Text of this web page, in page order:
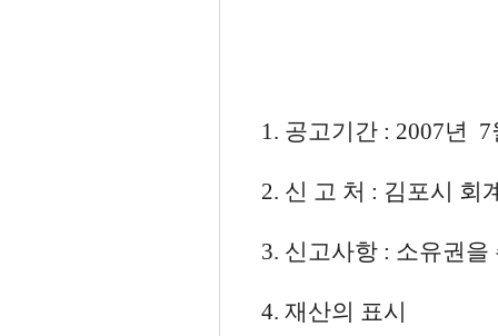
1. 공고기간 : 2007년
2. 신 고 처 : 김포시 회
3. 신고사항 : 소유권
4. 재산의 표시